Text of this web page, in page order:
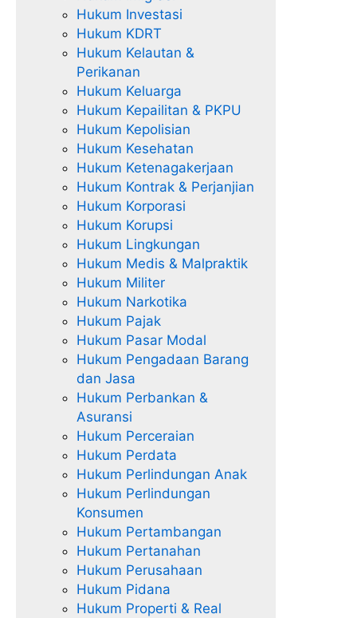
Hukum Investasi
Hukum KDRT
Hukum Kelautan &
Perikanan
Hukum Keluarga
Hukum Kepailitan & PKPU
Hukum Kepolisian
Hukum Kesehatan
Hukum Ketenagakerjaan
Hukum Kontrak & Perjanjian
Hukum Korporasi
Hukum Korupsi
Hukum Lingkungan
Hukum Medis & Malpraktik
Hukum Militer
Hukum Narkotika
Hukum Pajak
Hukum Pasar Modal
Hukum Pengadaan Barang
dan Jasa
Hukum Perbankan &
Asuransi
Hukum Perceraian
Hukum Perdata
Hukum Perlindungan Anak
Hukum Perlindungan
Konsumen
Hukum Pertambangan
Hukum Pertanahan
Hukum Perusahaan
Hukum Pidana
Hukum Properti & Real